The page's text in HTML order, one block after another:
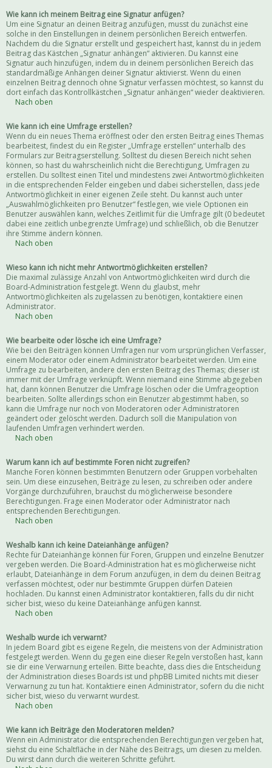
Wie kann ich meinem Beitrag eine Signatur anfügen?
Um eine Signatur an deinen Beitrag anzufügen, musst du zunächst eine
solche in den Einstellungen in deinem persönlichen Bereich entwerfen.
Nachdem du die Signatur erstellt und gespeichert hast, kannst du in jedem
Beitrag das Kästchen „Signatur anhängen“ aktivieren. Du kannst eine
Signatur auch hinzufügen, indem du in deinem persönlichen Bereich das
standardmäßige Anhängen deiner Signatur aktivierst. Wenn du einen
einzelnen Beitrag dennoch ohne Signatur verfassen möchtest, so kannst du
dort einfach das Kontrollkästchen „Signatur anhängen“ wieder deaktivieren.
Nach oben
Wie kann ich eine Umfrage erstellen?
Wenn du ein neues Thema eröffnest oder den ersten Beitrag eines Themas
bearbeitest, findest du ein Register „Umfrage erstellen“ unterhalb des
Formulars zur Beitragserstellung. Solltest du diesen Bereich nicht sehen
können, so hast du wahrscheinlich nicht die Berechtigung, Umfragen zu
erstellen. Du solltest einen Titel und mindestens zwei Antwortmöglichkeiten
in die entsprechenden Felder eingeben und dabei sicherstellen, dass jede
Antwortmöglichkeit in einer eigenen Zeile steht. Du kannst auch unter
„Auswahlmöglichkeiten pro Benutzer“ festlegen, wie viele Optionen ein
Benutzer auswählen kann, welches Zeitlimit für die Umfrage gilt (0 bedeutet
dabei eine zeitlich unbegrenzte Umfrage) und schließlich, ob die Benutzer
ihre Stimme ändern können.
Nach oben
Wieso kann ich nicht mehr Antwortmöglichkeiten erstellen?
Die maximal zulässige Anzahl von Antwortmöglichkeiten wird durch die
Board-Administration festgelegt. Wenn du glaubst, mehr
Antwortmöglichkeiten als zugelassen zu benötigen, kontaktiere einen
Administrator.
Nach oben
Wie bearbeite oder lösche ich eine Umfrage?
Wie bei den Beiträgen können Umfragen nur vom ursprünglichen Verfasser,
einem Moderator oder einem Administrator bearbeitet werden. Um eine
Umfrage zu bearbeiten, ändere den ersten Beitrag des Themas; dieser ist
immer mit der Umfrage verknüpft. Wenn niemand eine Stimme abgegeben
hat, dann können Benutzer die Umfrage löschen oder die Umfrageoption
bearbeiten. Sollte allerdings schon ein Benutzer abgestimmt haben, so
kann die Umfrage nur noch von Moderatoren oder Administratoren
geändert oder gelöscht werden. Dadurch soll die Manipulation von
laufenden Umfragen verhindert werden.
Nach oben
Warum kann ich auf bestimmte Foren nicht zugreifen?
Manche Foren können bestimmten Benutzern oder Gruppen vorbehalten
sein. Um diese einzusehen, Beiträge zu lesen, zu schreiben oder andere
Vorgänge durchzuführen, brauchst du möglicherweise besondere
Berechtigungen. Frage einen Moderator oder Administrator nach
entsprechenden Berechtigungen.
Nach oben
Weshalb kann ich keine Dateianhänge anfügen?
Rechte für Dateianhänge können für Foren, Gruppen und einzelne Benutzer
vergeben werden. Die Board-Administration hat es möglicherweise nicht
erlaubt, Dateianhänge in dem Forum anzufügen, in dem du deinen Beitrag
verfassen möchtest, oder nur bestimmte Gruppen dürfen Dateien
hochladen. Du kannst einen Administrator kontaktieren, falls du dir nicht
sicher bist, wieso du keine Dateianhänge anfügen kannst.
Nach oben
Weshalb wurde ich verwarnt?
In jedem Board gibt es eigene Regeln, die meistens von der Administration
festgelegt werden. Wenn du gegen eine dieser Regeln verstoßen hast, kann
sie dir eine Verwarnung erteilen. Bitte beachte, dass dies die Entscheidung
der Administration dieses Boards ist und phpBB Limited nichts mit dieser
Verwarnung zu tun hat. Kontaktiere einen Administrator, sofern du die nicht
sicher bist, wieso du verwarnt wurdest.
Nach oben
Wie kann ich Beiträge den Moderatoren melden?
Wenn ein Administrator die entsprechenden Berechtigungen vergeben hat,
siehst du eine Schaltfläche in der Nähe des Beitrags, um diesen zu melden.
Du wirst dann durch die weiteren Schritte geführt.